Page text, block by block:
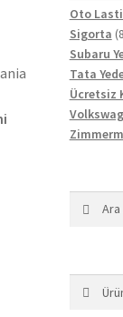
Oto
Sigorta 8
Subaru
Tata
Ücretsiz